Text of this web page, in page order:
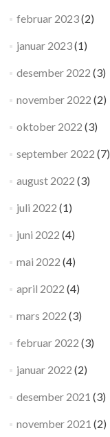
februar 2023(2)
januar 2023(1)
desember 2022 (3)
november 2022 (2)
oktober 2022 (3)
september 2022 (7)
august 2022 (3)
juli 2022 (1)
juni 2022 (4)
mai 2022 (4)
april 2022 (4)
mars 2022 (3)
februar 2022 (3)
januar 2022 (2)
desember 2021 (3)
november 2021 (2)